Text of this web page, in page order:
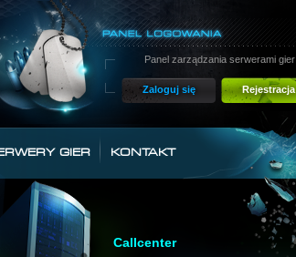
Callcenter
Panel zarządzania serwerami gier
Zaloguj się Rejestracja
GIER KONTAKT